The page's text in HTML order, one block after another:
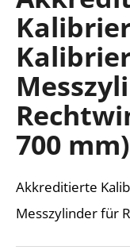
0,0
von
5
Sternen.
700 mm)
Akkreditierte
Messzylinder für
W
i
e
p